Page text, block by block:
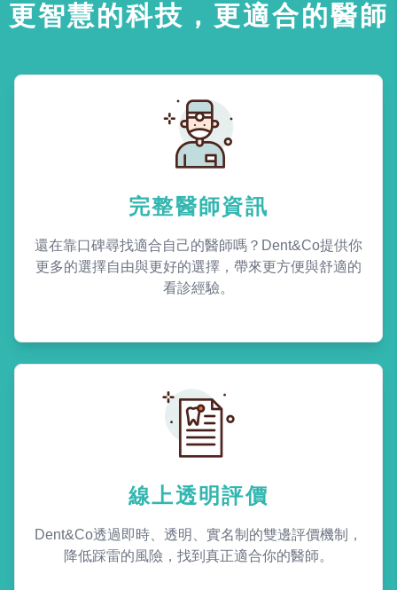
更智慧的科技，更適合的醫師
完整醫師資訊
還在靠口碑尋找適合自己的醫師嗎？Dent&Co提供你
更多的選擇自由與更好的選擇，帶來更方便與舒適的
看診經驗。
線上透明評價
Dent&Co透過即時、透明、實名制的雙邊評價機制，
降低踩雷的風險，找到真正適合你的醫師。